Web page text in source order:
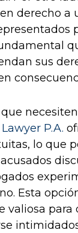
derecho a
sus
P.A.
lo que
Esta
valiosa para